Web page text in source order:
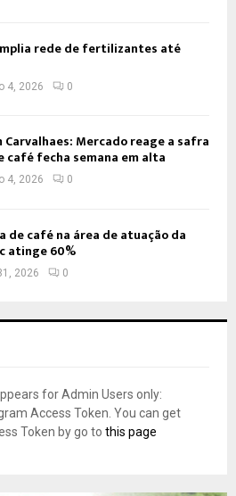
rede de fertilizantes até
4, 2026 0
Carvalhaes: Mercado reage a safra
café fecha semana em alta
4, 2026 0
de café na área de atuação da
atinge 60%
2026 0
for Admin Users only:
Access Token. You can get
Token by go to this page